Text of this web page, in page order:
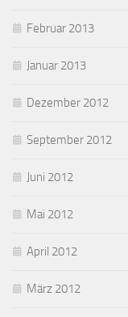
Februar 2013
Januar 2013
Dezember 2012
September 2012
Juni 2012
Mai 2012
April 2012
März 2012